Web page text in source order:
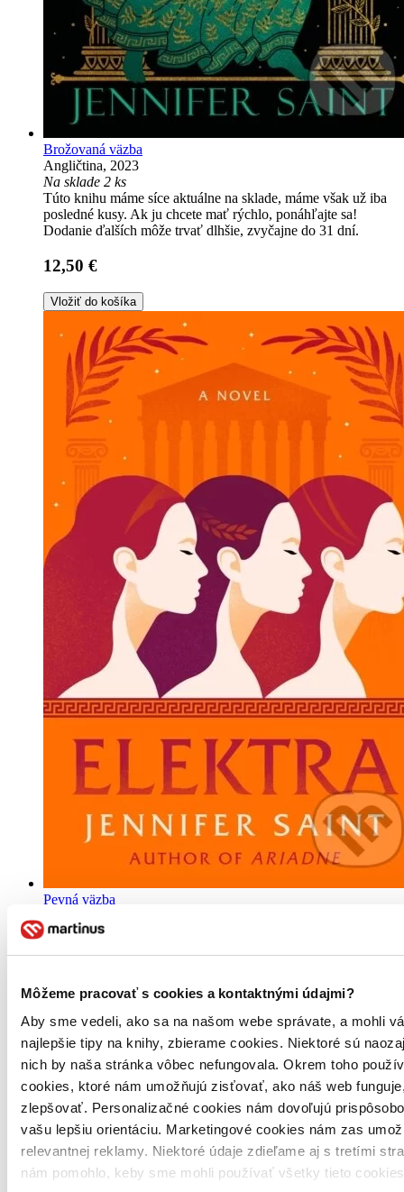
Môžeme pracovať s cookies a kontaktnými údajmi?
Aby sme vedeli, ako sa na našom webe správate, a mohli
najlepšie tipy na knihy, zbierame cookies. Niektoré sú
nich by naša stránka vôbec nefungovala. Okrem toho
cookies, ktoré nám umožňujú zisťovať, ako náš web
zlepšovať. Personalizačné cookies nám dovoľujú
vašu lepšiu orientáciu. Marketingové cookies nám zas
relevantnej reklamy. Niektoré údaje zdieľame aj s tretími
nám pomohlo, keby sme mohli používať všetky tieto
Brožovaná väzba
Angličtina, 2023
Na sklade 2 ks
Túto knihu máme síce aktuálne na sklade, máme však už iba
posledné kusy. Ak ju chcete mať rýchlo, ponáhľajte sa!
Dodanie ďalších môže trvať dlhšie, zvyčajne do 31 dní.
12,50 €
Vložiť do košíka
Pevná väzba
Viac ako 30 dní
informovať.
33,24 €
Vložiť do košíka